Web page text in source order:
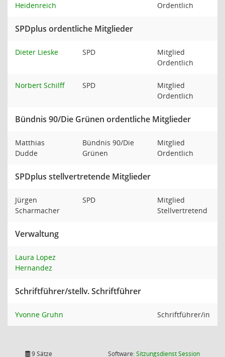
Heidenreich
Ordentlich
SPDplus ordentliche Mitglieder
Dieter Lieske SPD
Mitglied
Ordentlich
Norbert Schilff SPD
Mitglied
Ordentlich
Bündnis 90/Die Grünen ordentliche Mitglieder
Matthias
Dudde
Bündnis 90/Die
Grünen
Mitglied
Ordentlich
SPDplus stellvertretende Mitglieder
Jürgen
Scharmacher
SPD
Mitglied
Stellvertretend
Verwaltung
Laura Lopez
Hernandez
Schriftführer/stellv. Schriftführer
Yvonne Gruhn Schriftführer/in
9 Sätze Software:SitzungsdienstSession(Wird in